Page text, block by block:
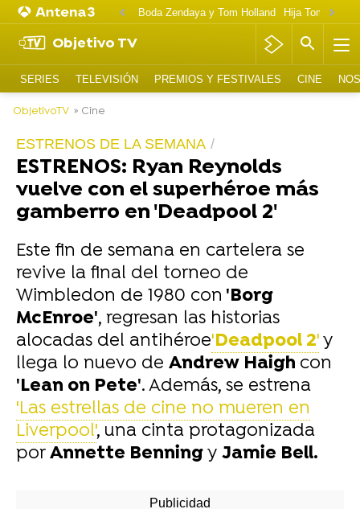
Boda Zendaya y Tom Holland Hija Tom
Objetivo TV
SERIES TELEVISIÓN PREMIOS Y FESTIVALES CINE
ObjetivoTV » Cine
ESTRENOS DE LA SEMANA
ESTRENOS: Ryan Reynolds
vuelve con el superhéroe más
gamberro en 'Deadpool 2'
Este fin de semana en cartelera se
revive la final del torneo de
Wimbledon de 1980 con 'Borg
McEnroe', regresan las historias
alocadas del antihéroe'Deadpool 2'y
llega lo nuevo de Andrew Haigh con
'Lean on Pete'. Además, se estrena
'Las estrellas de cine no mueren en
Liverpool', una cinta protagonizada
porAnnette Benningy Jamie Bell.